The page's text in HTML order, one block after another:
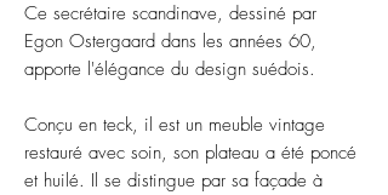
Ce secrétaire scandinave, dessiné par
Egon Ostergaard dans les années 60,
apporte l'élégance du design suédois.
Conçu en teck, il est un meuble vintage
restauré avec soin, son plateau a été poncé
et huilé. Il se distingue par sa façade à